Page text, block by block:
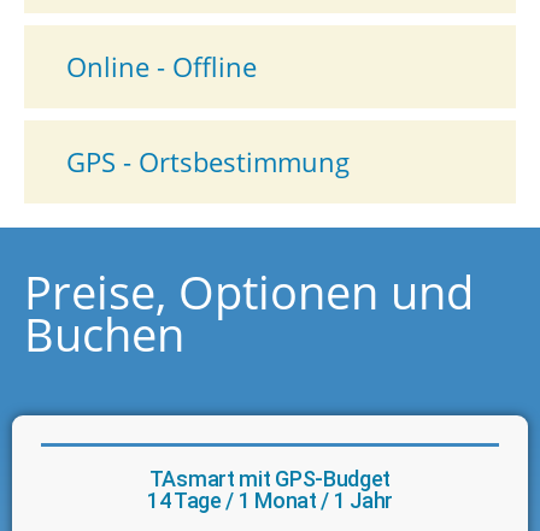
Online - Offline
GPS - Ortsbestimmung
Preise, Optionen und
Buchen
TAsmart mit GPS-Budget
14 Tage / 1 Monat / 1 Jahr